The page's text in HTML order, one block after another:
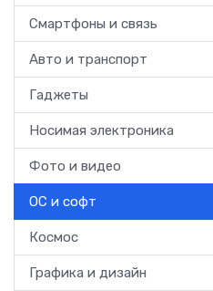
Смартфоны и связь
Авто и транспорт
Гаджеты
Носимая электроника
Фото и видео
ОС и софт
Космос
Графика и дизайн